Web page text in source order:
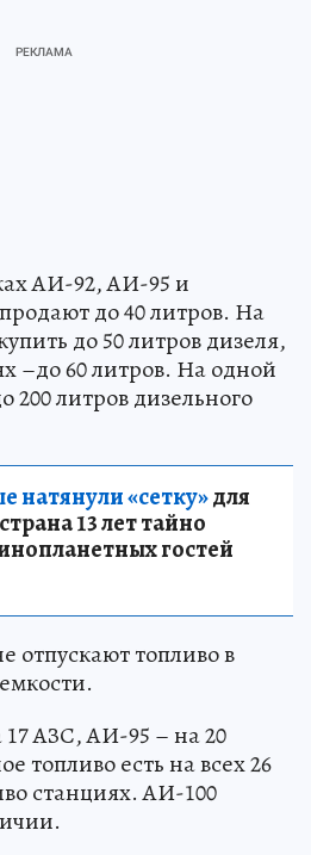
АИ-92, АИ-95 и
до 40 литров. На
до 50 литров дизеля,
–до 60 литров. На одной
200 литров дизельного
натянули «сетку»для
13 лет тайно
гостей
отпускают топливо в
АЗС, АИ-95 – на 20
топливо есть на всех 26
станциях. АИ-100